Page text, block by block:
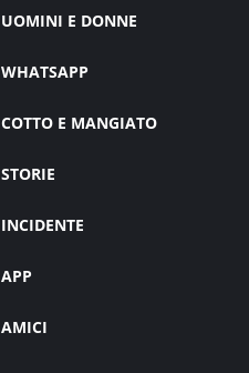
UOMINI E DONNE
WHATSAPP
COTTO E MANGIATO
STORIE
INCIDENTE
APP
AMICI